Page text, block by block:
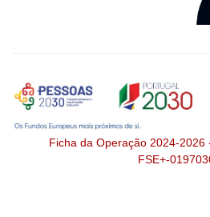
Ficha da Operação 2024-2026
FSE+-